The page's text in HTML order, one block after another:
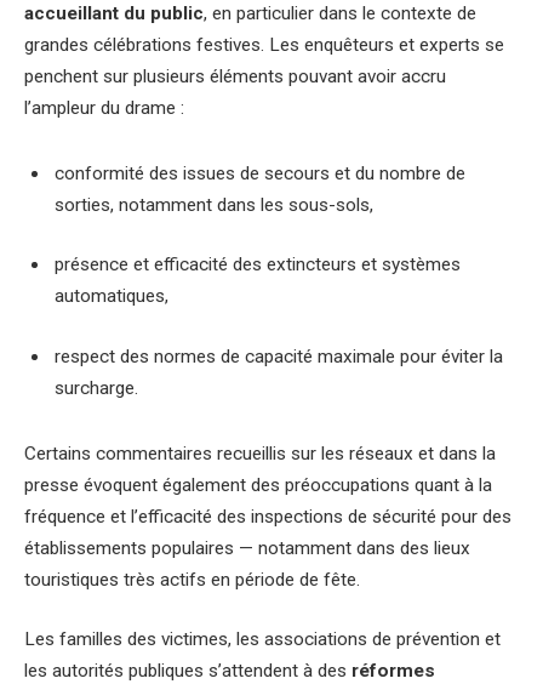
accueillant du public, en particulier dans le contexte de
grandes célébrations festives. Les enquêteurs et experts se
penchent sur plusieurs éléments pouvant avoir accru
l’ampleur du drame :
conformité des issues de secours et du nombre de
sorties, notamment dans les sous-sols,
présence et efficacité des extincteurs et systèmes
automatiques,
respect des normes de capacité maximale pour éviter la
surcharge.
Certains commentaires recueillis sur les réseaux et dans la
presse évoquent également des préoccupations quant à la
fréquence et l’efficacité des inspections de sécurité pour des
établissements populaires — notamment dans des lieux
touristiques très actifs en période de fête.
Les familles des victimes, les associations de prévention et
les autorités publiques s’attendent à des réformes